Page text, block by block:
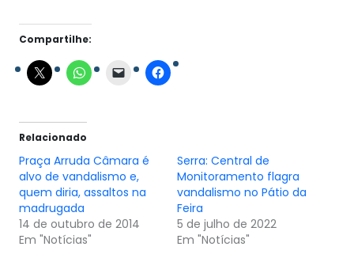
Compartilhe:
Relacionado
Praça Arruda Câmara é
alvo de vandalismo e,
quem diria, assaltos na
madrugada
14 de outubro de 2014
Em "Notícias"
Serra: Central de
Monitoramento flagra
vandalismo no Pátio da
Feira
5 de julho de 2022
Em "Notícias"